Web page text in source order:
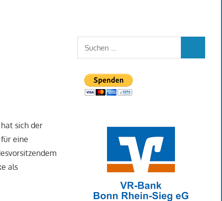
sich der
eine
als